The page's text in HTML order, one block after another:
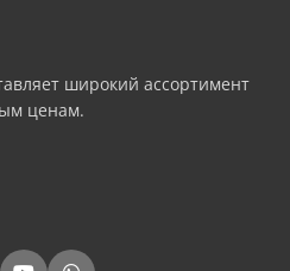
широкий ассортимент
ценам.